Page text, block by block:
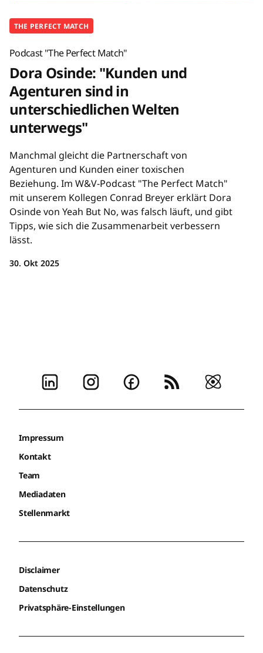
THE PERFECT MATCH
Podcast "The Perfect Match"
Dora Osinde: "Kunden und
Agenturen sind in
unterschiedlichen Welten
unterwegs"
Manchmal gleicht die Partnerschaft von
Agenturen und Kunden einer toxischen
Beziehung. Im W&V-Podcast "The Perfect Match"
mit unserem Kollegen Conrad Breyer erklärt Dora
Osinde von Yeah But No, was falsch läuft, und gibt
Tipps, wie sich die Zusammenarbeit verbessern
lässt.
30. Okt 2025
Impressum
Kontakt
Team
Mediadaten
Stellenmarkt
Disclaimer
Datenschutz
Privatsphäre-Einstellungen